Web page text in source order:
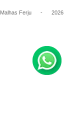
Malhas Ferju - 2026